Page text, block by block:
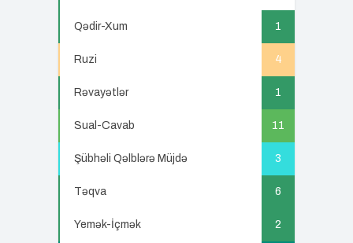
Qədir-Xum 1
Ruzi 4
Rəvayətlər 1
Sual-Cavab 11
Şübhəli Qəlblərə Müjdə 3
Təqva 6
Yemək-İçmək 2